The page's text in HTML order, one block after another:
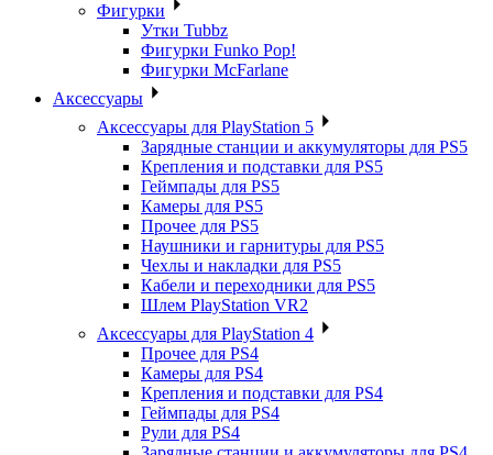
Фигурки
Утки Tubbz
Фигурки Funko Pop!
Фигурки McFarlane
Аксессуары
Аксессуары для PlayStation 5
Зарядные станции и аккумуляторы для PS5
Крепления и подставки для PS5
Геймпады для PS5
Камеры для PS5
Прочее для PS5
Наушники и гарнитуры для PS5
Чехлы и накладки для PS5
Кабели и переходники для PS5
Шлем PlayStation VR2
Аксессуары для PlayStation 4
Прочее для PS4
Камеры для PS4
Крепления и подставки для PS4
Геймпады для PS4
Рули для PS4